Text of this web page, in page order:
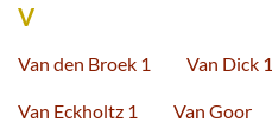
V
Van den Broek 1 Van Dick 1
Van Eckholtz 1 Van Goor